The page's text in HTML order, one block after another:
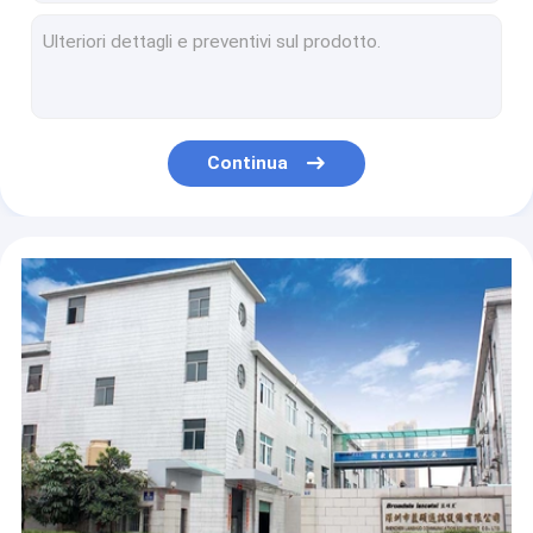
Bluetooth Android LTE ha riparato la linea terrestre senza fili 4G SIM Network Videophone 16GB + 2GB
Punto caldo doppio di WIFI di chiamata di Bluetooth 4,0 SIM Landline Phone VOLTE
Telefono della linea terrestre di LTE WCDMA 4G GSM con lo schermo a colori di punto caldo di WIFI
La video chiamata 4G ha riparato il telefono senza fili con punto caldo di WIFI 2GB + 16GB
Batteria della linea terrestre di Android LTE della macchina fotografica di HD grande del telefono della lente senza fili di tocco
Continua